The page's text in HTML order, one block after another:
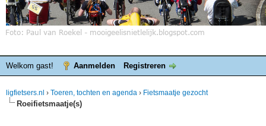
Welkom gast! Aanmelden Registreren
ligfietsers.nl › Toeren, tochten en agenda › Fietsmaatje gezocht
Roeifietsmaatje(s)